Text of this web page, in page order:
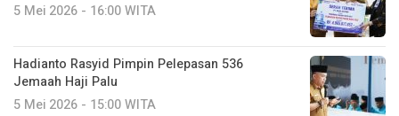
5 Mei 2026 - 16:00 WITA
Hadianto Rasyid Pimpin Pelepasan 536
Jemaah Haji Palu
5 Mei 2026 - 15:00 WITA